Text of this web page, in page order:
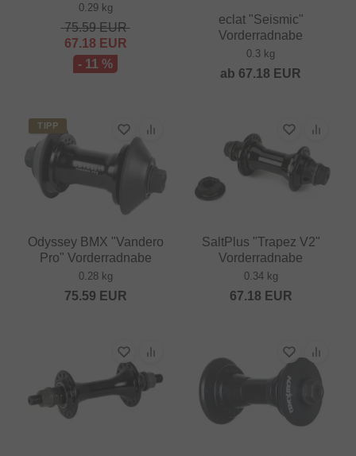
0.29 kg
75.59EUR
67.18 EUR
- 11 %
eclat "Seismic"
Vorderradnabe
0.3 kg
ab 67.18 EUR
TIPP
Odyssey BMX "Vandero
Pro" Vorderradnabe
0.28 kg
75.59 EUR
SaltPlus "Trapez V2"
Vorderradnabe
0.34 kg
67.18 EUR